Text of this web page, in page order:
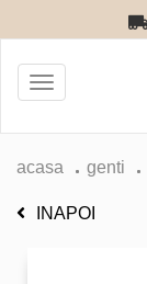
Toggle
navigation
acasa genti
INAPOI